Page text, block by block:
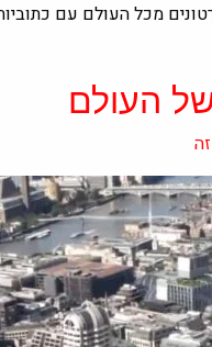
מכל העולם עם
העולם